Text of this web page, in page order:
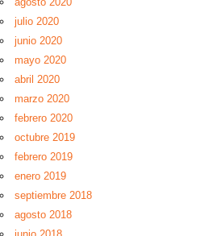
julio 2020
junio 2020
mayo 2020
abril 2020
marzo 2020
febrero 2020
octubre 2019
febrero 2019
enero 2019
septiembre 2018
agosto 2018